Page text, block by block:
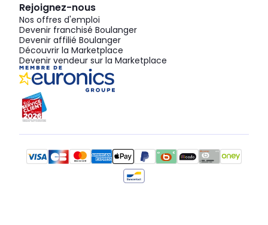
Rejoignez-nous
Nos offres d'emploi
Devenir franchisé Boulanger
Devenir affilié Boulanger
Découvrir la Marketplace
Devenir vendeur sur la Marketplace